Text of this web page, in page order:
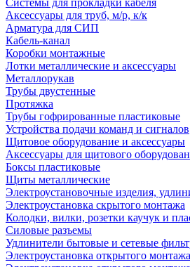
Системы для прокладки кабеля
Аксессуары для труб, м/р, к/к
Арматура для СИП
Кабель-канал
Коробки монтажные
Лотки металлические и аксессуары
Металлорукав
Трубы двустенные
Протяжка
Трубы гофрированные пластиковые
Устройства подачи команд и сигналов
Щитовое оборудование и аксессуары
Аксессуары для щитового
Боксы пластиковые
Щиты металлические
Электроустановочные изделия,
Электроустановка скрытого монтажа
Колодки, вилки, розетки каучук и
Силовые разъемы
Удлинители бытовые и сетевые
Электроустановка открытого